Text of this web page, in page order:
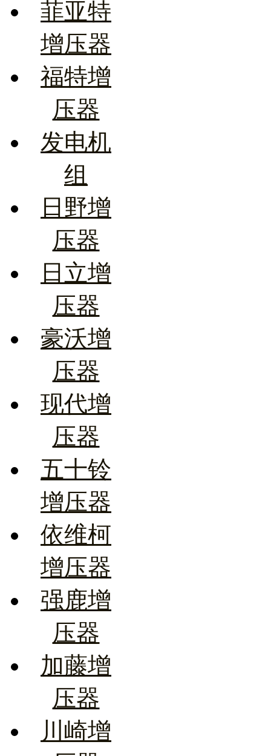
菲亚特
增压器
福特增
压器
发电机
组
日野增
压器
日立增
压器
豪沃增
压器
现代增
压器
五十铃
增压器
依维柯
增压器
强鹿增
压器
加藤增
压器
川崎增